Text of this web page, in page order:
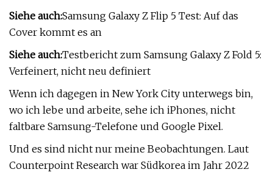
Siehe auch:Samsung Galaxy Z Flip 5 Test: Auf das
Cover kommt es an
Siehe auch:Testbericht zum Samsung Galaxy Z Fold 5:
Verfeinert, nicht neu definiert
Wenn ich dagegen in New York City unterwegs bin,
wo ich lebe und arbeite, sehe ich iPhones, nicht
faltbare Samsung-Telefone und Google Pixel.
Und es sind nicht nur meine Beobachtungen. Laut
Counterpoint Research war Südkorea im Jahr 2022